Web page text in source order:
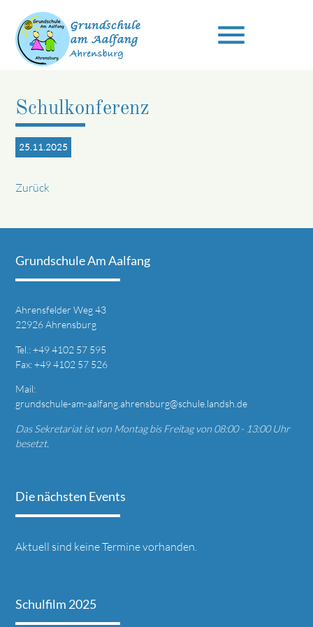
menu
Suchbegriffe
Schulkonferenz
25.11.2025
Zurück
Grundschule Am Aalfang
Ahrensfelder Weg 43
22926 Ahrensburg
Tel.: +494102 57 595
Fax: +49 4102 57 526
Mail:
grundschule-am-aalfang.ahrensburg@schule.landsh.de
Das Sekretariat ist von Montag bis Freitag von 08:00 - 13:00 Uhr
besetzt.
Die nächsten Events
Aktuell sind keine Termine vorhanden.
Schulfilm 2025